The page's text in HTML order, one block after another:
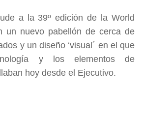
a la 39º edición de la World
un nuevo pabellón de cerca de
y un diseño ‘visual´ en el que
y los elementos de
hoy desde el Ejecutivo.